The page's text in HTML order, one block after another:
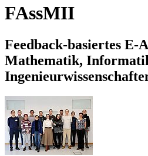
FAssMII
Feedback-basiertes E-
Mathematik,